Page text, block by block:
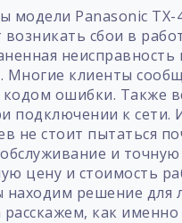
Panasonic
сбои в
клиенты
ошибки. Также
подключении к
не стоит пытаться
и
цену и стоимость
решение для
расскажем, как